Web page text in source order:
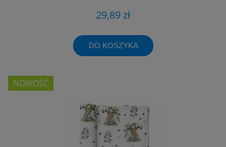
29,89 zł
DO KOSZYKA
NOWOŚĆ